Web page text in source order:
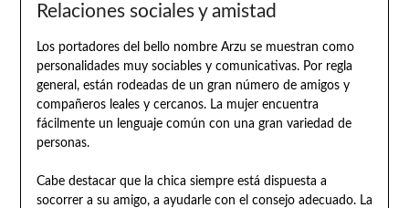
Relaciones sociales y amistad
Los portadores del bello nombre Arzu se muestran como
personalidades muy sociables y comunicativas. Por regla
general, están rodeadas de un gran número de amigos y
compañeros leales y cercanos. La mujer encuentra
fácilmente un lenguaje común con una gran variedad de
personas.
Cabe destacar que la chica siempre está dispuesta a
socorrer a su amigo, a ayudarle con el consejo adecuado. La